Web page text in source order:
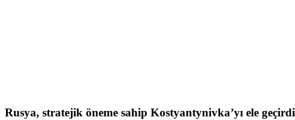
Rusya, stratejik öneme sahip Kostyantynivka’yı ele geçirdi